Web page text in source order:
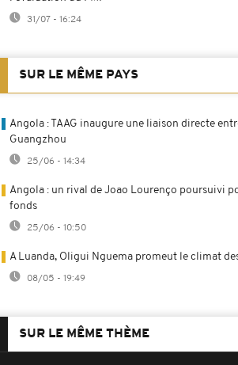
31/07 - 16:24
SUR LE MÊME PAYS
Angola : TAAG inaugure une liaison directe
Guangzhou
25/06 - 14:34
Angola : un rival de Joao Lourenço poursuivi
fonds
25/06 - 10:50
A Luanda, Oligui Nguema promeut le climat
08/05 - 19:49
SUR LE MÊME THÈME